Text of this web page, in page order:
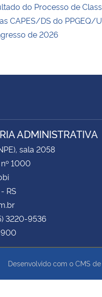
do Processo de
CAPES/DS do PPGEQ/
de 2026
ADMINISTRATIVA
sala 2058
1000
RS
3220-9536
900
Desenvolvido com o CMS